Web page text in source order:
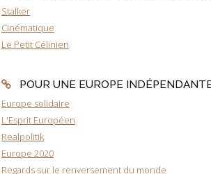
Stalker
Cinématique
Le Petit Célinien
POUR UNE EUROPE
Europe solidaire
L'Esprit Européen
Realpolitik
Europe 2020
Regards sur le renversement du monde